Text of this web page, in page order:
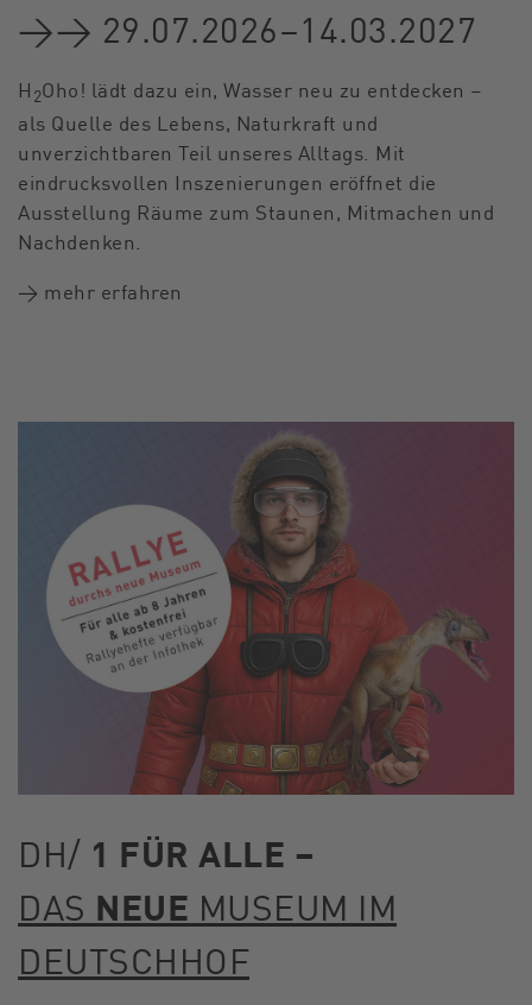
→→ 29.07.2026–14.03.2027
H 2Oho! lädt dazu ein, Wasser neu zu entdecken –
als Quelle des Lebens, Naturkraft und
unverzichtbaren Teil unseres Alltags. Mit
eindrucksvollen Inszenierungen eröffnet die
Ausstellung Räume zum Staunen, Mitmachen und
Nachdenken.
→ mehr erfahren
DH/ 1 FÜR ALLE –
DAS NEUE MUSEUM IM
DEUTSCHHOF